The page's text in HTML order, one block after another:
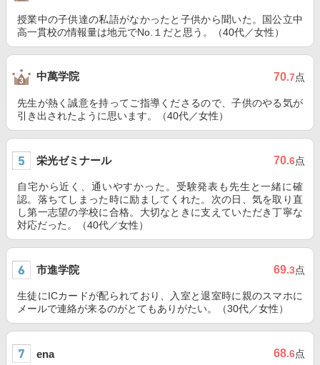
授業中の子供達の私語がなかったと子供から聞いた。国公立中
高一貫校の情報量は地元でNo.１だと思う。（40代／女性）
中萬学院 70.7点
先生が熱く誠意を持ってご指導くださるので、子供のやる気が
引き出されたように思います。（40代／女性）
栄光ゼミナール 70.6点
自宅から近く、通いやすかった。受験発表も先生と一緒に確
認。落ちてしまった時に励ましてくれた。次の日、気を取り直
し第一志望の学校に合格。大切なときに支えていただき丁寧な
対応だった。（40代／女性）
市進学院 69.3点
生徒にICカードが配られており、入室と退室時に親のスマホに
メールで連絡が来るのがとてもありがたい。（30代／女性）
ena 68.6点